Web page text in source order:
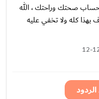
صحتك وراحتك ، الله
كله ولا تخفي عليه
12-